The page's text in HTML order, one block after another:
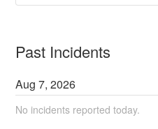
Past Incidents
Aug7,2026
No incidents reported today.